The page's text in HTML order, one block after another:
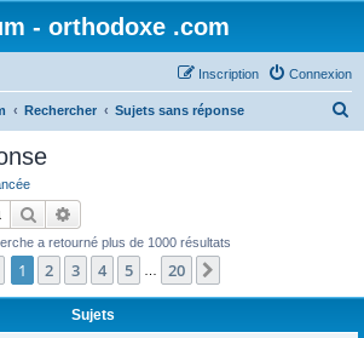
- orthodoxe .com
Connexion
Inscription
Rechercher Sujets sans réponse
Rechercher
a retourné plus de 1000 résultats
Page 1sur20
1 2 3 4 5 20
Sujets